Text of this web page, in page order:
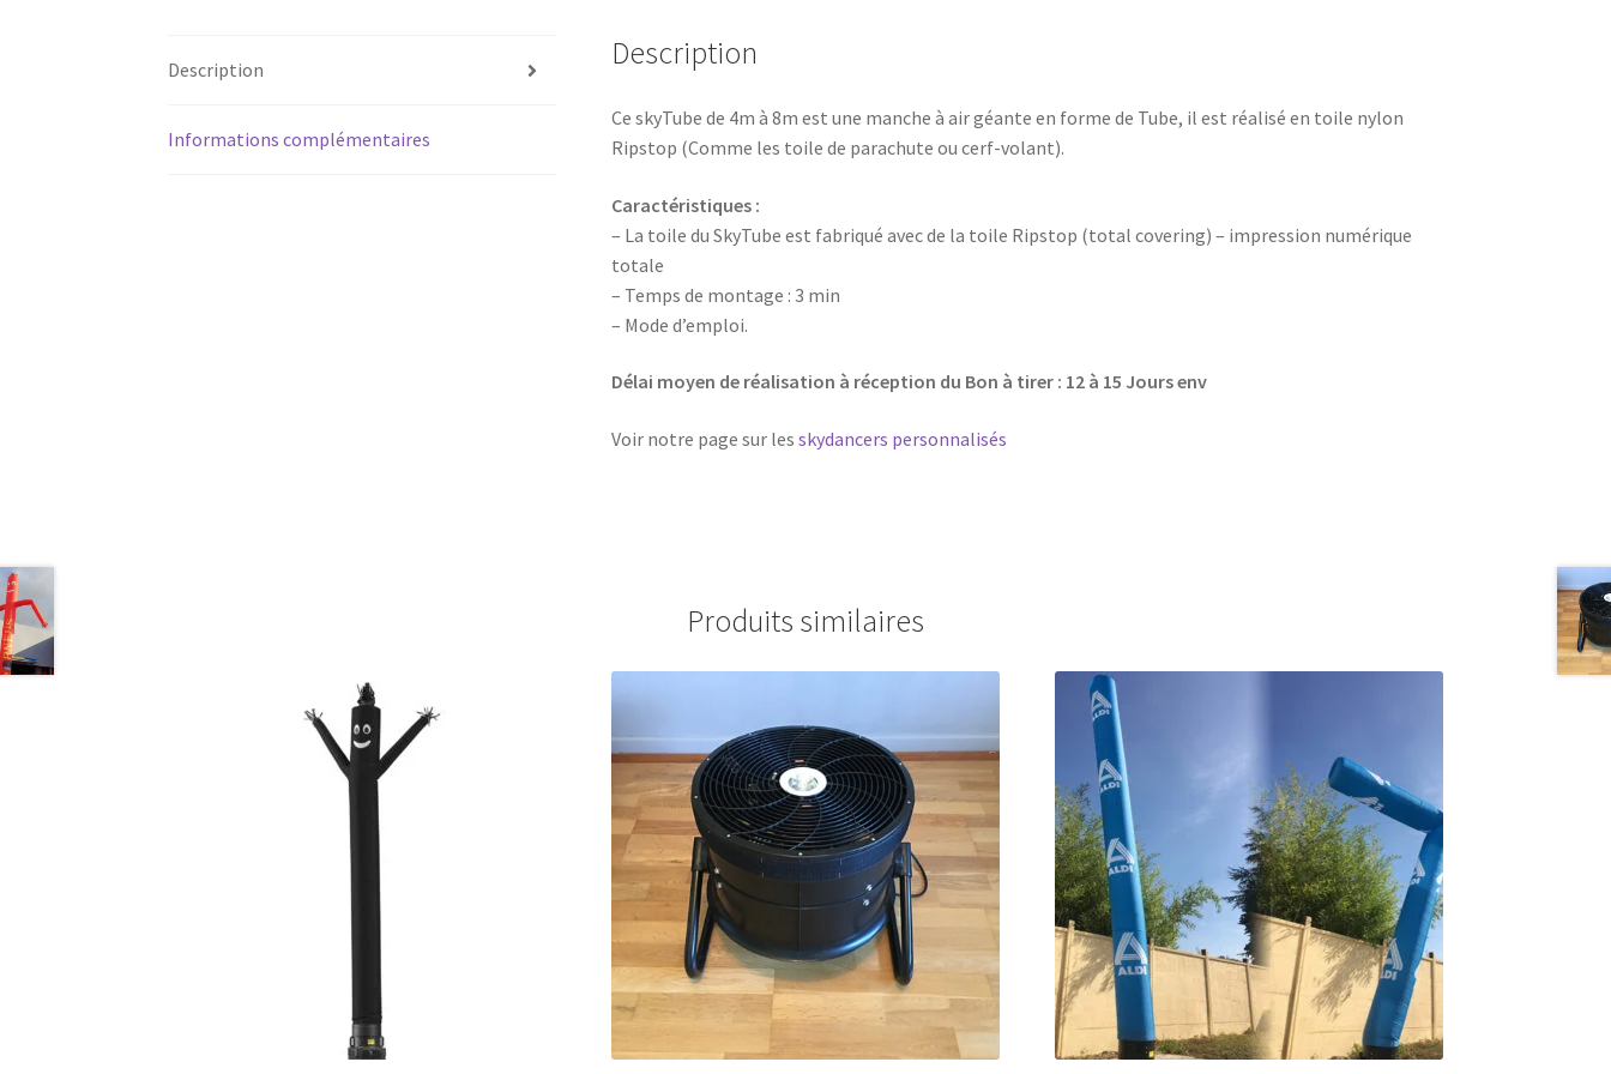
(sans
Description
Informations complémentaires
Description
Ce skyTube de 4m à 8m est une manche à air géante en forme de Tube, il est réalisé en toile nylon
Ripstop (Comme les toile de parachute ou cerf-volant).
Caractéristiques :
– La toile du SkyTube est fabriqué avec de la toile Ripstop (total covering) – impression numérique
totale
– Temps de montage : 3 min
– Mode d’emploi.
Délai moyen de réalisation à réception du Bon à tirer : 12 à 15 Jours env
Voir notre page sur lesskydancers personnalisés
Produits similaires